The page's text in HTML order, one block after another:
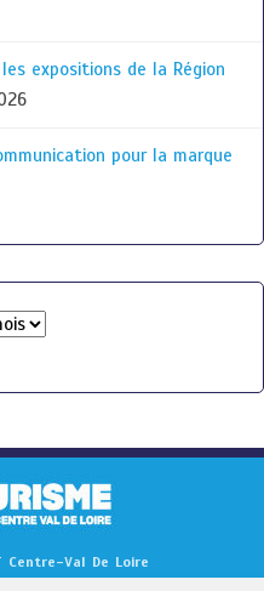
expositions de la Région
pour la marque
Centre-Val De Loire